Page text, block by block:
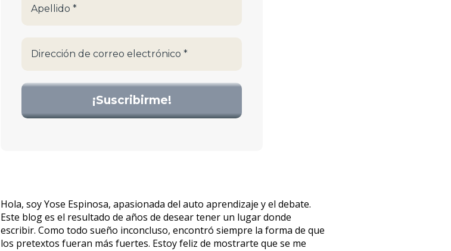
Hola, soy Yose Espinosa, apasionada del auto aprendizaje y el debate.
Este blog es el resultado de años de desear tener un lugar donde
escribir. Como todo sueño inconcluso, encontró siempre la forma de que
los pretextos fueran más fuertes. Estoy feliz de mostrarte que se me